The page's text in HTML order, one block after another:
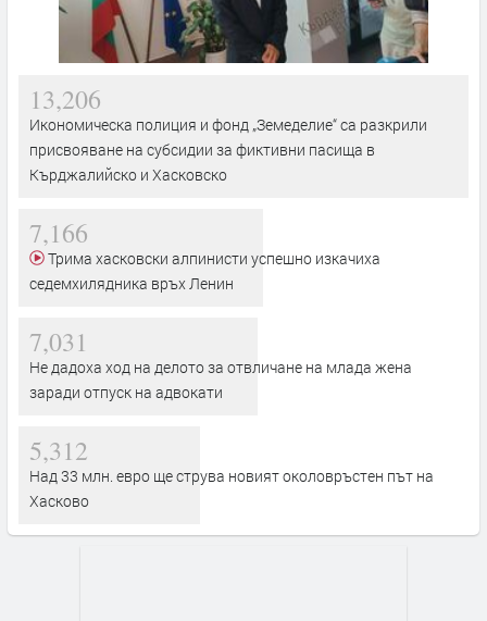
13,206
Икономическа полиция и фонд „Земеделие“ са разкрили
присвояване на субсидии за фиктивни пасища в
Кърджалийско и Хасковско
7,166
седемхилядника връх Ленин
7,031
Не дадоха ход на делото за отвличане на млада жена
заради отпуск на адвокати
5,312
Над 33 млн. евро ще струва новият околовръстен път на
Хасково